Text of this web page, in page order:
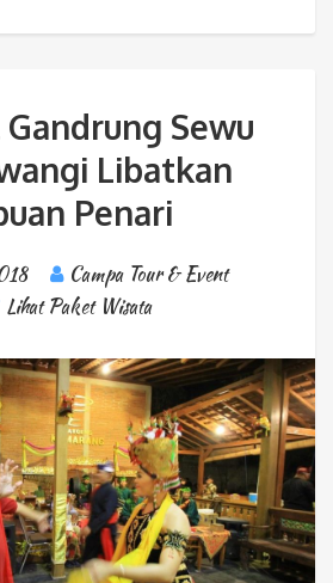
Sewu
Libatkan
Penari
Campa Tour & Event
Lihat Paket Wisata